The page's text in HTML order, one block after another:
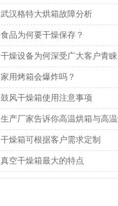
武汉格特大烘箱故障分析
食品为何要干燥保存？
干燥设备为何深受广大客户青睐
家用烤箱会爆炸吗？
鼓风干燥箱使用注意事项
干燥箱可根据客户需求定制
真空干燥箱最大的特点